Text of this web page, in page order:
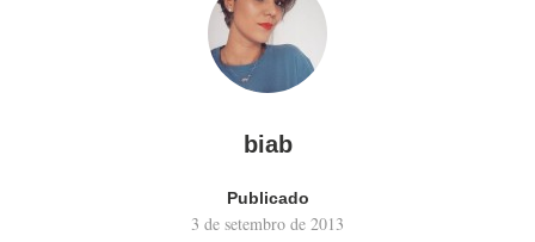
biab
Publicado
3 de setembro de 2013